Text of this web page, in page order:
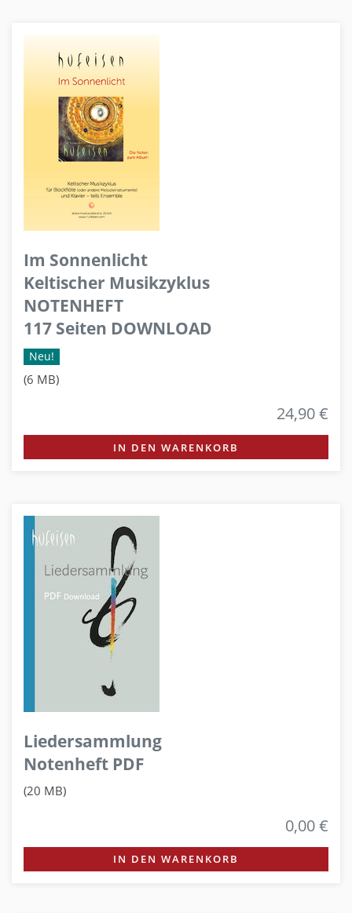
Im Sonnenlicht
Keltischer Musikzyklus
NOTENHEFT
117 Seiten DOWNLOAD
Neu!
(6 MB)
24,90 €
IN DEN WARENKORB
Liedersammlung
Notenheft PDF
(20 MB)
0,00 €
IN DEN WARENKORB